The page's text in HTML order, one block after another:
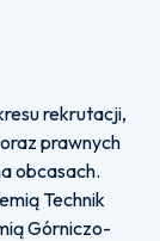
rekrutacji,
prawnych
obcasach.
Technik
Górniczo-